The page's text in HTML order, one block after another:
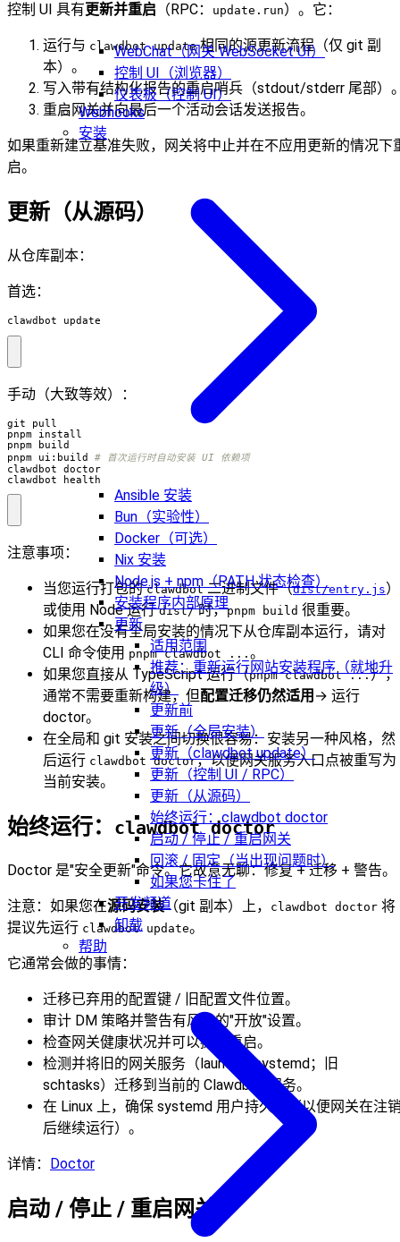
WebChat（网关 WebSocket UI）
控制 UI（浏览器）
仪表板（控制 UI）
Webhooks
安装
Ansible 安装
Bun（实验性）
Docker（可选）
Nix 安装
Node.js + npm（PATH 状态检查）
安装程序内部原理
更新
适用范围
推荐：重新运行网站安装程序（就地升
级）
更新前
更新（全局安装）
更新（clawdbot update）
更新（控制 UI / RPC）
更新（从源码）
始终运行：clawdbot doctor
启动 / 停止 / 重启网关
回滚 / 固定（当出现问题时）
如果您卡住了
开发频道
卸载
帮助
控制 UI 具有更新并重启 （RPC： update.run）。它：
运行与 clawdbot update相同的源更新流程（仅 git 副
本）。
写入带有结构化报告的重启哨兵（stdout/stderr 尾部）
重启网关并向最后一个活动会话发送报告。
如果重新建立基准失败，网关将中止并在不应用更新的情况下
启。
更新（从源码）
从仓库副本：
首选：
clawdbot update
手动（大致等效）：
pnpm ui:build # 首次运行时自动安装 UI 依赖项
clawdbot health
注意事项：
当您运行打包的clawdbot二进制文件（dist/entry.js）
或使用 Node 运行dist/时，pnpm build 很重要。
如果您在没有全局安装的情况下从仓库副本运行，请对
CLI 命令使用 pnpm clawdbot ... 。
如果您直接从 TypeScript 运行（pnpm clawdbot ...），
通常不需要重新构建，但配置迁移仍然适用 → 运行
doctor。
在全局和 git 安装之间切换很容易：安装另一种风格，然
后运行 clawdbot doctor，以便网关服务入口点被重写为
当前安装。
始终运行： clawdbot doctor
Doctor 是"安全更新"命令。它故意无聊：修复 + 迁移 + 警告。
注意：如果您在源码安装（git 副本）上， clawdbot doctor 将
提议先运行 clawdbot update。
它通常会做的事情：
迁移已弃用的配置键 / 旧配置文件位置。
审计 DM 策略并警告有风险的"开放"设置。
检查网关健康状况并可以提议重启。
检测并将旧的网关服务（launchd/systemd；旧
schtasks）迁移到当前的 Clawdbot 服务。
在 Linux 上，确保 systemd 用户持久化（以便网关在注
后继续运行）。
详情： Doctor
启动 / 停止 / 重启网关